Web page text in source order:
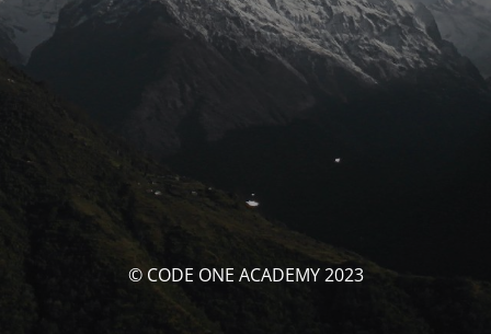
© CODE ONE ACADEMY 2023